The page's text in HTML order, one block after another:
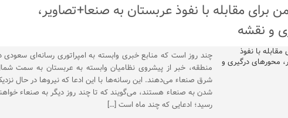
برای مقابله با نفوذ عربستان به صنعا+تصاویر،
و نقشه
چند روز است که منابع خبری وابسته به امپراتوری رسانه‌ای سعودی
منطقه، خبر از پیشروی نظامیان وابسته به عربستان به سمت
شرق صنعاء می‌دهند. این رسانه‌ها با این ادعا که نیروها در حال
شدن به صنعاء هستند، می‌گویند که تا چند روز دیگر به صنعاء
رسید؛ ادعایی که چند ماه است […]